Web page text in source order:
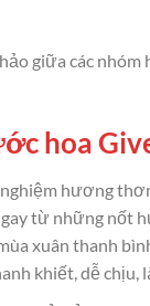
giữa các
hoa
hương
từ những
xuân thanh
khiết, dễ